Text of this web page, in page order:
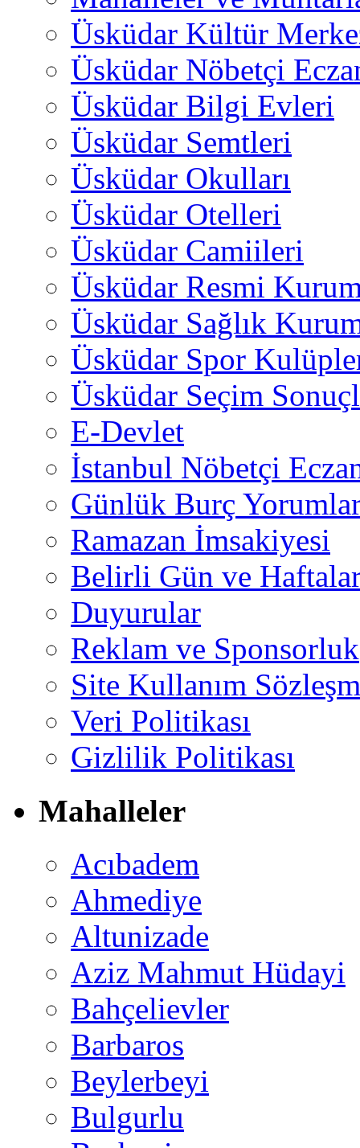
Üsküdar Kültür
Üsküdar Nöbetçi
Üsküdar Bilgi Evleri
Üsküdar Semtleri
Üsküdar Okulları
Üsküdar Otelleri
Üsküdar Camiileri
Üsküdar Resmi
Üsküdar Sağlık
Üsküdar Spor
Üsküdar Seçim
E-Devlet
İstanbul Nöbetçi
Günlük Burç
Ramazan İmsakiyesi
Belirli Gün ve
Duyurular
Reklam ve Sponsorluk
Site Kullanım
Veri Politikası
Gizlilik Politikası
Mahalleler
Acıbadem
Ahmediye
Altunizade
Aziz Mahmut Hüdayi
Bahçelievler
Barbaros
Beylerbeyi
Bulgurlu